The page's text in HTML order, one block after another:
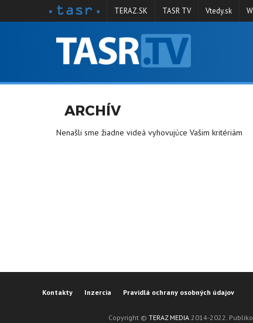
TERAZ.SK TASR TV Vtedy.sk
ARCHÍV
Nenašli sme žiadne videá vyhovujúce Vašim kritériám
Kontakty Inzercia Pravidlá ochrany osobných údajov
Copyright © TERAZ MEDIA 2014-2022.